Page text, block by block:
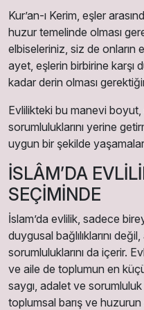
Kur’an-ı Kerim, eşler
huzur temelinde olması
elbiseleriniz, siz de onların
ayet, eşlerin birbirine karşı
kadar derin olması
Evlilikteki bu manevi boyut,
sorumluluklarını yerine
uygun bir şekilde
İSLÂM’DA
SEÇİMİNDE
İslam’da evlilik, sadece
duygusal bağlılıklarını
sorumluluklarını da içerir.
ve aile de toplumun en
saygı, adalet ve sorumluluk
toplumsal barış ve